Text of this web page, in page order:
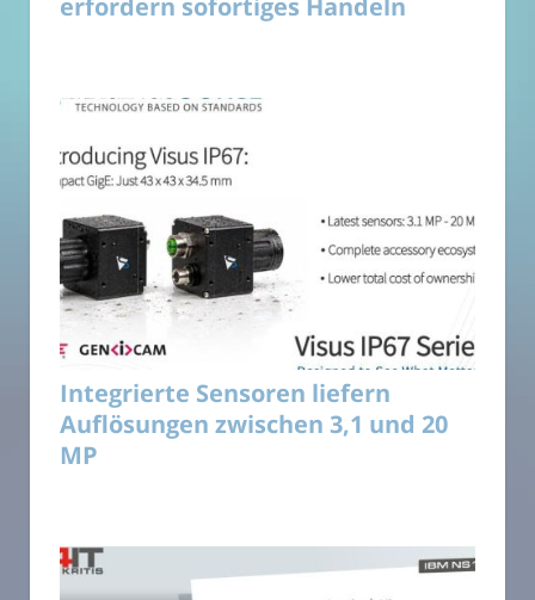
erfordern sofortiges Handeln
Integrierte Sensoren liefern
Auflösungen zwischen 3,1 und 20
MP